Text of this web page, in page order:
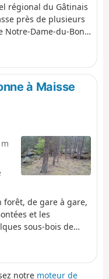
régional du Gâtinais
près de plusieurs
Notre-Dame-du-Bon-
des Scellés.
de pins et
très peu de fortes
à Maisse
de gare à gare,
et les
sous-bois de
notre moteur de